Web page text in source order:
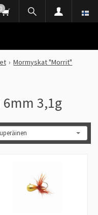
0
Mormyskat "Morrit"
3,1g